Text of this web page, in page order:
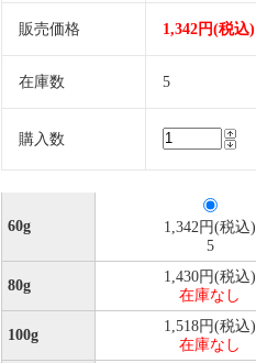
販売価格 1,342円(税込)
在庫数 5
購入数
60g
1,342円(税込)
5
80g
1,430円(税込)
在庫なし
100g
1,518円(税込)
在庫なし